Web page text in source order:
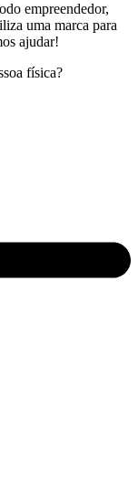
empreendedor,
uma marca para
ajudar!
física?